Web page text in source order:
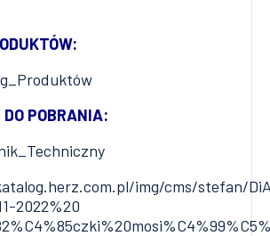
POBRANIA:
img/cms/stefan/
2022%20